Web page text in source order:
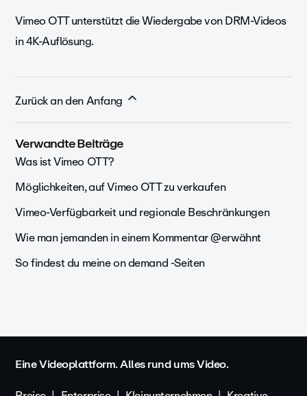
Vimeo OTT unterstützt die Wiedergabe von DRM-Videos
in 4K-Auflösung.
Zurück an den Anfang
Verwandte Beiträge
Was ist Vimeo OTT?
Möglichkeiten, auf Vimeo OTT zu verkaufen
Vimeo-Verfügbarkeit und regionale Beschränkungen
Wie man jemanden in einem Kommentar @erwähnt
So findest du meine on demand -Seiten
Eine Videoplattform. Alles rund ums Video.